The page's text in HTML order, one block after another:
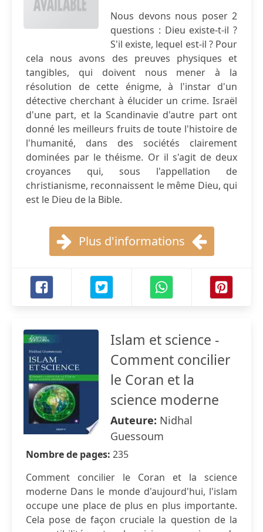
Nous devons nous poser 2
questions : Dieu existe-t-il ?
S'il existe, lequel est-il ? Pour
cela nous avons des preuves physiques et
tangibles, qui doivent nous mener à la
résolution de cette énigme, à l'instar d'un
détective cherchant à élucider un crime. Israël
d'une part, et la Scandinavie d'autre part ont
donné les meilleurs fruits de toute l'histoire de
l'humanité, dans des sociétés clairement
dominées par le théisme. Or il s'agit de deux
croyances qui, sous l'appellation de
christianisme, reconnaissent le même Dieu, qui
est le Dieu de la Bible.
Plus d'informations
Islam et science -
Comment concilier
le Coran et la
science moderne
Auteure: Nidhal
Guessoum
Nombre de pages: 235
Comment concilier le Coran et la science
moderne Dans le monde d'aujourd'hui, l'islam
occupe une place de plus en plus importante.
Cela pose de façon cruciale la question de la